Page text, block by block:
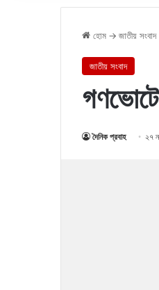
হোম → জাতীয় সংবাদ
জাতীয় সংবাদ
দৈনিক প্রবাহ ২৭